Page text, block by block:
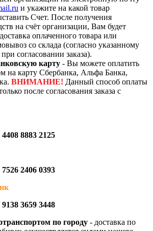
и укажите на какой товар
Счет. После получения
на счёт организации, Вам будет
оплаченного товара или
со склада (согласно указанному
согласовании заказа).
карту - Вы можете оплатить
на карту Сбербанка, Альфа Банка,
ВНИМАНИЕ! Данный способ оплаты
после согласования заказа с
4408 8883 2125
7526 2406 0393
9138 3659 3448
по городу - доставка по